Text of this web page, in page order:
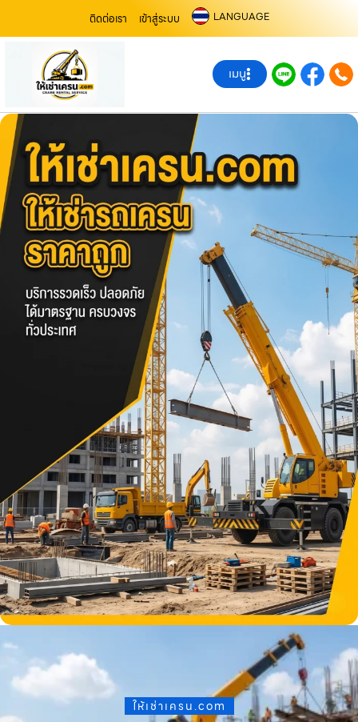
ติดต่อเรา เข้าสู่ระบบ LANGUAGE
เมนู
ให้เช่าเครน.com